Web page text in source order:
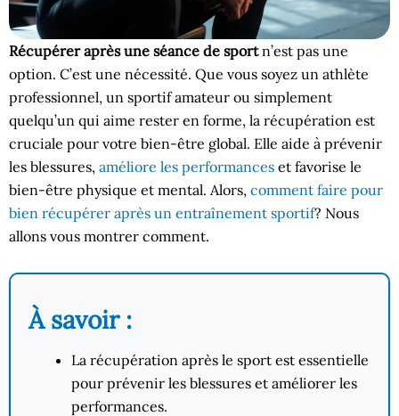
Récupérer après une séance de sportn’est pas une
option. C’est une nécessité. Que vous soyez un athlète
professionnel, un sportif amateur ou simplement
quelqu’un qui aime rester en forme, la récupération est
cruciale pour votre bien-être global. Elle aide à prévenir
les blessures, améliore les performances et favorise le
bien-être physique et mental. Alors, comment faire pour
bien récupérer après un entraînement sportif? Nous
allons vous montrer comment.
À savoir :
La récupération après le sport est essentielle
pour prévenir les blessures et améliorer les
performances.